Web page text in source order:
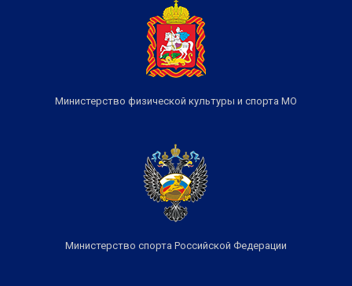
Министерство физической культуры и спорта МО
Министерство спорта Российской Федерации